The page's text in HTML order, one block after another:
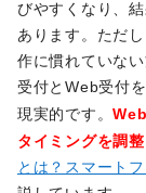
びやすくなり、
あります。ただ
作に慣れていな
受付とWeb受付
現実的です。
タイミングを調
とは？スマート